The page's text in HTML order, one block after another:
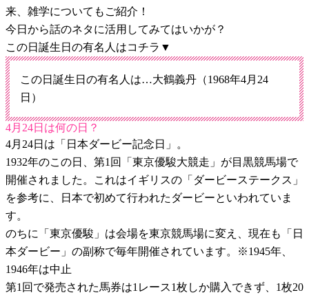
来、雑学についてもご紹介！
今日から話のネタに活用してみてはいかが？
この日誕生日の有名人はコチラ▼
この日誕生日の有名人は…大鶴義丹（1968年4月24
日）
4月24日は何の日？
4月24日は「日本ダービー記念日」。
1932年のこの日、第1回「東京優駿大競走」が目黒競馬場で
開催されました。これはイギリスの「ダービーステークス」
を参考に、日本で初めて行われたダービーといわれていま
す。
のちに「東京優駿」は会場を東京競馬場に変え、現在も「日
本ダービー」の副称で毎年開催されています。※1945年、
1946年は中止
第1回で発売された馬券は1レース1枚しか購入できず、1枚20